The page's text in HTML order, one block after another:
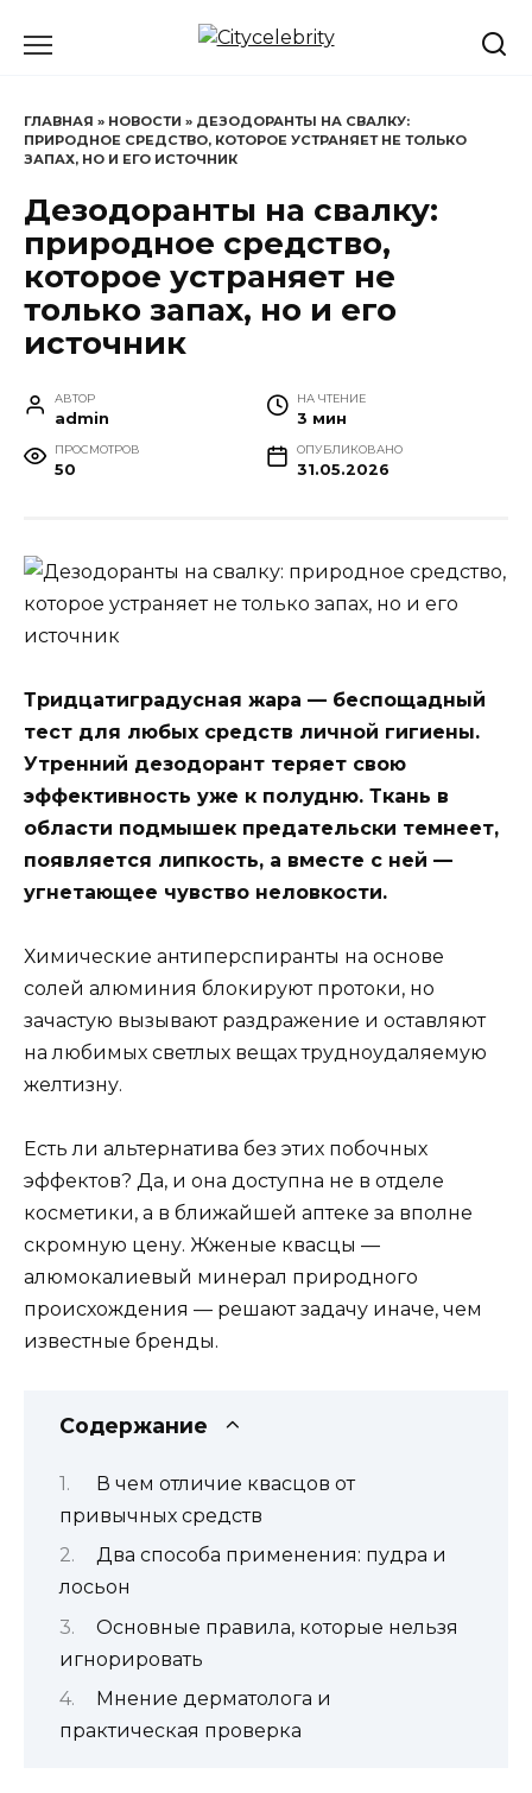
ГЛАВНАЯ » НОВОСТИ » ДЕЗОДОРАНТЫ НА СВАЛКУ:
ПРИРОДНОЕ СРЕДСТВО, КОТОРОЕ УСТРАНЯЕТ НЕ ТОЛЬКО
ЗАПАХ, НО И ЕГО ИСТОЧНИК
Дезодоранты на свалку:
природное средство,
которое устраняет не
только запах, но и его
источник
АВТОР
admin
НА ЧТЕНИЕ
3 мин
ПРОСМОТРОВ
50
ОПУБЛИКОВАНО
31.05.2026
Тридцатиградусная жара — беспощадный
тест для любых средств личной гигиены.
Утренний дезодорант теряет свою
эффективность уже к полудню. Ткань в
области подмышек предательски темнеет,
появляется липкость, а вместе с ней —
угнетающее чувство неловкости.
Химические антиперспиранты на основе
солей алюминия блокируют протоки, но
зачастую вызывают раздражение и оставляют
на любимых светлых вещах трудноудаляемую
желтизну.
Есть ли альтернатива без этих побочных
эффектов? Да, и она доступна не в отделе
косметики, а в ближайшей аптеке за вполне
скромную цену. Жженые квасцы —
алюмокалиевый минерал природного
происхождения — решают задачу иначе, чем
известные бренды.
Содержание
В чем отличие квасцов от
привычных средств
Два способа применения: пудра и
лосьон
Основные правила, которые нельзя
игнорировать
Мнение дерматолога и
практическая проверка